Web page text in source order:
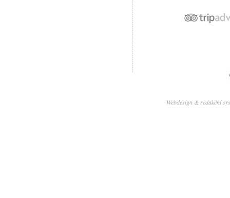
Webdesign & redakční